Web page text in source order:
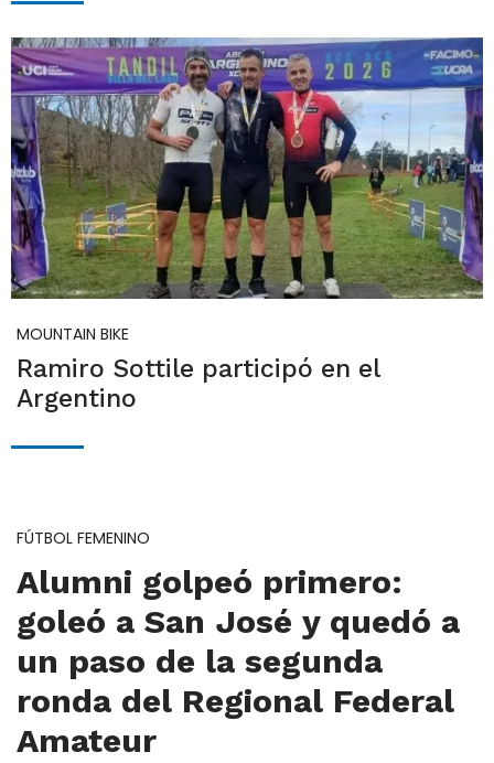
MOUNTAIN BIKE
Ramiro Sottile participó en el
Argentino
FÚTBOL FEMENINO
Alumni golpeó primero:
goleó a San José y quedó a
un paso de la segunda
ronda del Regional Federal
Amateur